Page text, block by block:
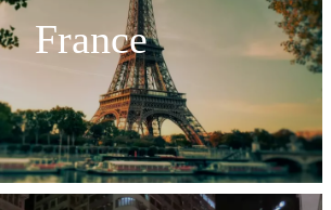
France